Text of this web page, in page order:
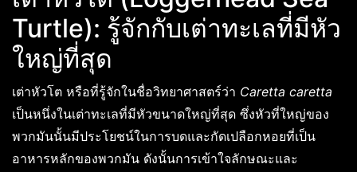
Turtle): รู้จักกับเต่าทะเลที่มีหัว
ใหญ่ที่สุด
เต่าหัวโต หรือที่รู้จักในชื่อวิทยาศาสตร์ว่า Caretta caretta
เป็นหนึ่งในเต่าทะเลที่มีหัวขนาดใหญ่ที่สุด ซึ่งหัวที่ใหญ่ของ
พวกมันนั้นมีประโยชน์ในการบดและกัดเปลือกหอยที่เป็น
อาหารหลักของพวกมัน ดังนั้นการเข้าใจลักษณะและ